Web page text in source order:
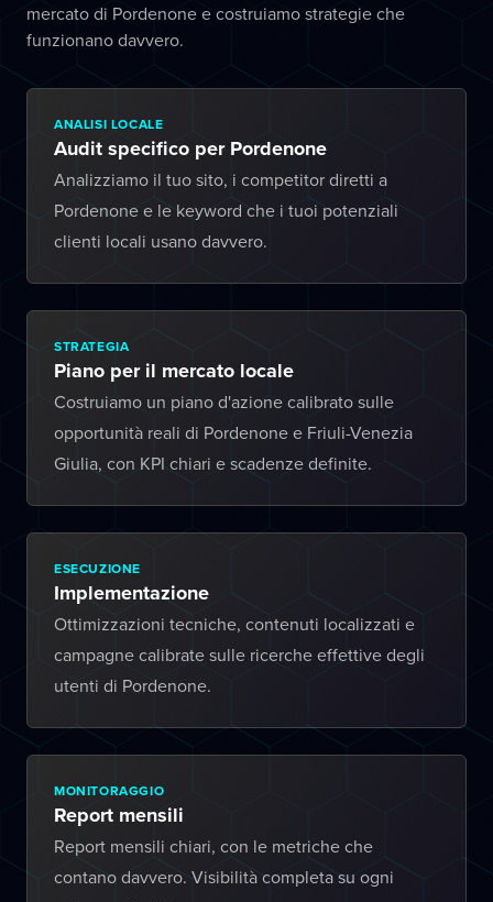
mercato di Pordenone e costruiamo strategie che
funzionano davvero.
ANALISI LOCALE
Audit specifico per Pordenone
Analizziamo il tuo sito, i competitor diretti a
Pordenone e le keyword che i tuoi potenziali
clienti locali usano davvero.
STRATEGIA
Piano per il mercato locale
Costruiamo un piano d'azione calibrato sulle
opportunità reali di Pordenone e Friuli-Venezia
Giulia, con KPI chiari e scadenze definite.
ESECUZIONE
Implementazione
Ottimizzazioni tecniche, contenuti localizzati e
campagne calibrate sulle ricerche effettive degli
utenti di Pordenone.
MONITORAGGIO
Report mensili
Report mensili chiari, con le metriche che
contano davvero. Visibilità completa su ogni